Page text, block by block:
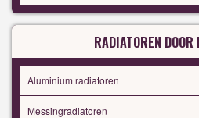
RADIATOREN
Aluminium radiatoren
Messingradiatoren